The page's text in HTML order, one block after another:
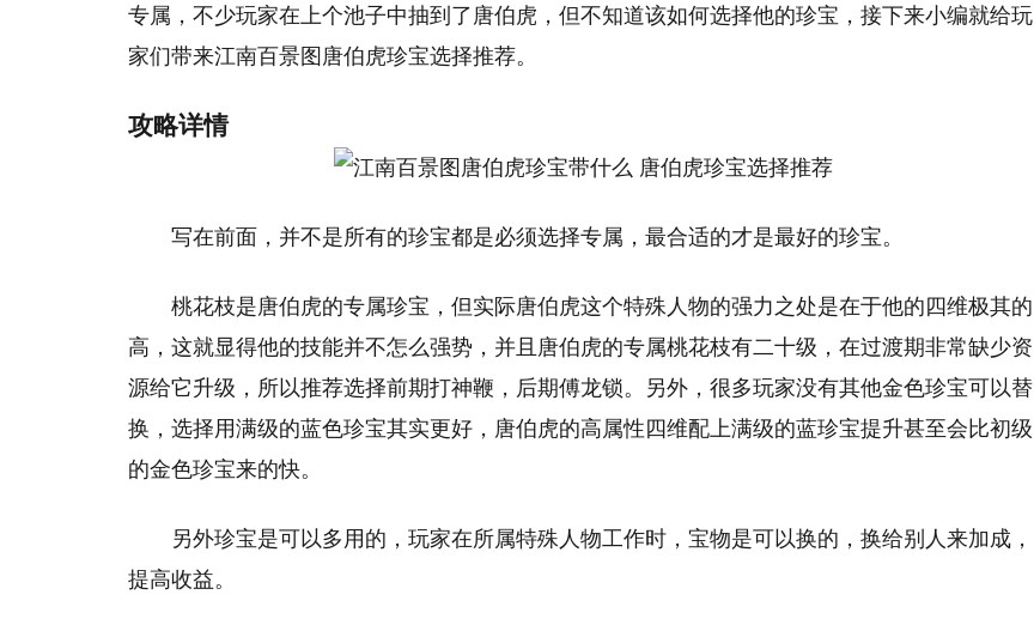
专属，不少玩家在上个池子中抽到了唐伯虎，但不知道该如何选择他的珍宝，接下来小编就给玩
家们带来江南百景图唐伯虎珍宝选择推荐。
攻略详情
写在前面，并不是所有的珍宝都是必须选择专属，最合适的才是最好的珍宝。
桃花枝是唐伯虎的专属珍宝，但实际唐伯虎这个特殊人物的强力之处是在于他的四维极其的
高，这就显得他的技能并不怎么强势，并且唐伯虎的专属桃花枝有二十级，在过渡期非常缺少资
源给它升级，所以推荐选择前期打神鞭，后期傅龙锁。另外，很多玩家没有其他金色珍宝可以替
换，选择用满级的蓝色珍宝其实更好，唐伯虎的高属性四维配上满级的蓝珍宝提升甚至会比初级
的金色珍宝来的快。
另外珍宝是可以多用的，玩家在所属特殊人物工作时，宝物是可以换的，换给别人来加成，
提高收益。